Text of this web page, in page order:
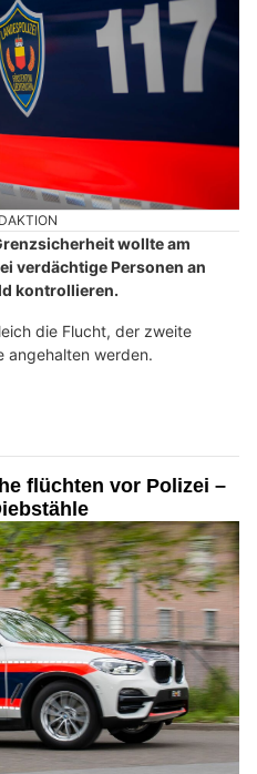
wollte am
verdächtige Personen an
kontrollieren.
die Flucht, der zweite
angehalten werden.
flüchten vor Polizei –